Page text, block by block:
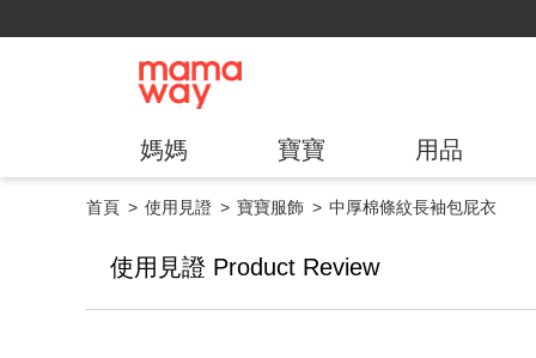
媽媽 寶寶 用品
首頁 使用見證 寶寶服飾 中厚棉條紋長袖包屁衣
使用見證 Product Review